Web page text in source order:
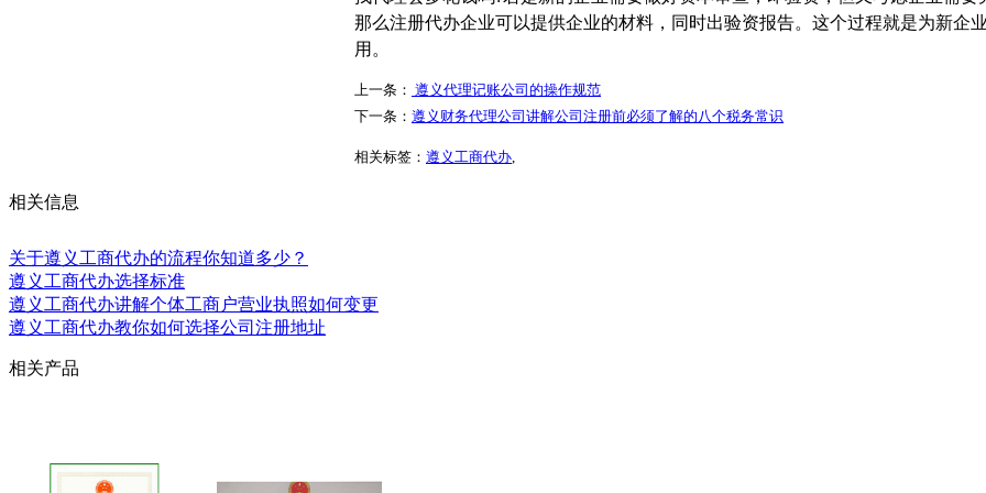
那么注册代办企业可以提供企业的材料，同时出验资报告。这个过程就是为新企
用。
上一条： 遵义代理记账公司的操作规范
下一条： 遵义财务代理公司讲解公司注册前必须了解的八个税务常识
相关标签： 遵义工商代办
相关信息
关于遵义工商代办的流程你知道多少？
遵义工商代办选择标准
遵义工商代办讲解个体工商户营业执照如何变更
遵义工商代办教你如何选择公司注册地址
相关产品